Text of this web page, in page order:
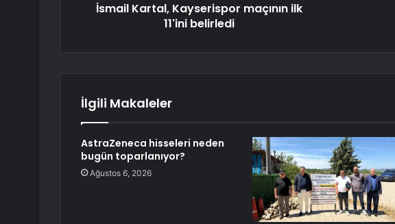
İsmail Kartal, Kayserispor maçının ilk
11'ini belirledi
İlgili Makaleler
AstraZeneca hisseleri neden
bugün toparlanıyor?
Ağustos 6, 2026